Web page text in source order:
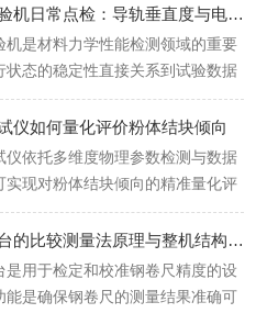
备的采集精度、作业效率与场景
配各类扫描作业需求的关键，也是
要重点考量的核心维...
落锤冲击试验机日常点检：导轨垂直度与电磁铁吸力检查
机是材料力学性能检测领域的重要
状态的稳定性直接关系到试验数据
靠性。在日常使用过程中，导轨垂
吸力两项指标尤为关键，需定期进
以保障设备长期处于良好工作状
度是影响落锤下落轨迹...
仪如何量化评价粉体结块倾向
仪依托多维度物理参数检测与数据
实现对粉体结块倾向的精准量化评
质管控与工艺优化提供科学依据。
物料在储存、运输环节中，因颗
、桥接形成团聚体的现象，直接影
性与使用性。量化评...
钢卷尺检定台的比较测量法原理与整机结构解析
是用于检定和校准钢卷尺精度的设
能是确保钢卷尺的测量结果准确可